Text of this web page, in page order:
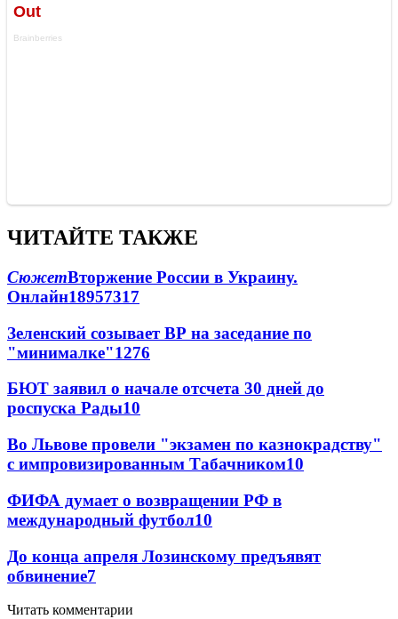
ЧИТАЙТЕ ТАКЖЕ
СюжетВторжение России в Украину.
Онлайн18957317
Зеленский созывает ВР на заседание по
"минималке"1276
БЮТ заявил о начале отсчета 30 дней до
роспуска Рады10
Во Львове провели "экзамен по казнокрадству"
с импровизированным Табачником10
ФИФА думает о возвращении РФ в
международный футбол10
До конца апреля Лозинскому предъявят
обвинение7
Читать комментарии